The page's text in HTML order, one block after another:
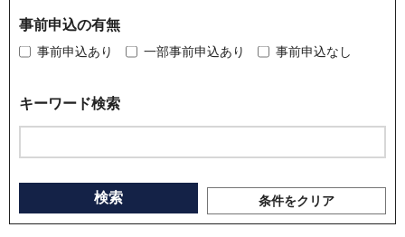
事前申込の有無
事前申込あり 一部事前申込あり 事前申込なし
キーワード検索
条件をクリア